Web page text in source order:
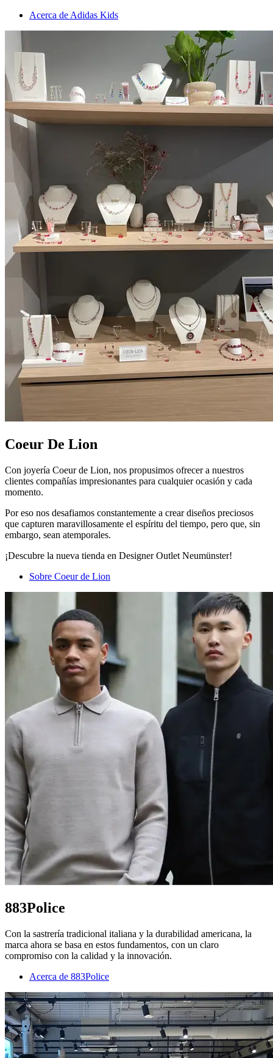
Acerca de Adidas Kids
Coeur De Lion
Con joyería Coeur de Lion, nos propusimos ofrecer a nuestros
clientes compañías impresionantes para cualquier ocasión y cada
momento.
Por eso nos desafiamos constantemente a crear diseños preciosos
que capturen maravillosamente el espíritu del tiempo, pero que, sin
embargo, sean atemporales.
¡Descubre la nueva tienda en Designer Outlet Neumünster!
Sobre Coeur de Lion
883Police
Con la sastrería tradicional italiana y la durabilidad americana, la
marca ahora se basa en estos fundamentos, con un claro
compromiso con la calidad y la innovación.
Acerca de 883Police